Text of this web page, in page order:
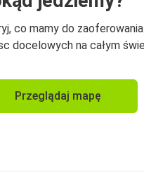
co mamy do
docelowych na całym
Przeglądaj mapę